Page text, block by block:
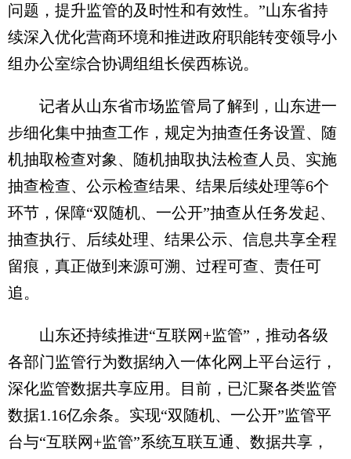
问题，提升监管的及时性和有效性。”山东省持
续深入优化营商环境和推进政府职能转变领导小
组办公室综合协调组组长侯西栋说。
记者从山东省市场监管局了解到，山东进一
步细化集中抽查工作，规定为抽查任务设置、随
机抽取检查对象、随机抽取执法检查人员、实施
抽查检查、公示检查结果、结果后续处理等6个
环节，保障“双随机、一公开”抽查从任务发起、
抽查执行、后续处理、结果公示、信息共享全程
留痕，真正做到来源可溯、过程可查、责任可
追。
山东还持续推进“互联网+监管”，推动各级
各部门监管行为数据纳入一体化网上平台运行，
深化监管数据共享应用。目前，已汇聚各类监管
数据1.16亿余条。实现“双随机、一公开”监管平
台与“互联网+监管”系统互联互通、数据共享，